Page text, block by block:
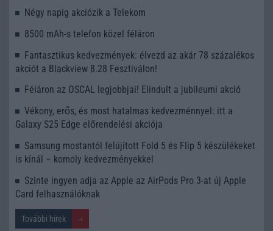
Négy napig akciózik a Telekom
8500 mAh-s telefon közel féláron
Fantasztikus kedvezmények: élvezd az akár 78 százalékos
akciót a Blackview 8.28 Fesztiválon!
Féláron az OSCAL legjobbjai! Elindult a jubileumi akció
Vékony, erős, és most hatalmas kedvezménnyel: itt a
Galaxy S25 Edge előrendelési akciója
Samsung mostantól felújított Fold 5 és Flip 5 készülékeket
is kínál – komoly kedvezményekkel
Szinte ingyen adja az Apple az AirPods Pro 3-at új Apple
Card felhasználóknak
További hírek